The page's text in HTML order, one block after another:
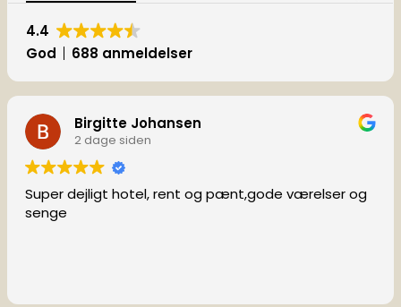
4.4
God
688 anmeldelser
Birgitte Johansen
2 dage siden
Super dejligt hotel, rent og pænt,gode værelser og
senge